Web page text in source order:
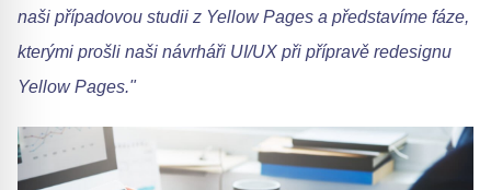
naši případovou studii z Yellow Pages a představíme fáze,
kterými prošli naši návrháři UI/UX při přípravě redesignu
Yellow Pages."